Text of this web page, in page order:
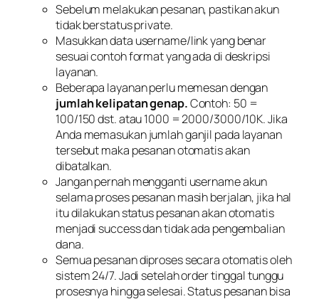
Sebelum melakukan pesanan, pastikan akun
tidak berstatus private.
Masukkan data username/link yang benar
sesuai contoh format yang ada di deskripsi
layanan.
Beberapa layanan perlu memesan dengan
jumlah kelipatan genap.Contoh: 50 =
100/150 dst. atau 1000 = 2000/3000/10K. Jika
Anda memasukan jumlah ganjil pada layanan
tersebut maka pesanan otomatis akan
dibatalkan.
Jangan pernah mengganti username akun
selama proses pesanan masih berjalan, jika hal
itu dilakukan status pesanan akan otomatis
menjadi success dan tidak ada pengembalian
dana.
Semua pesanan diproses secara otomatis oleh
sistem 24/7. Jadi setelah order tinggal tunggu
prosesnya hingga selesai. Status pesanan bisa